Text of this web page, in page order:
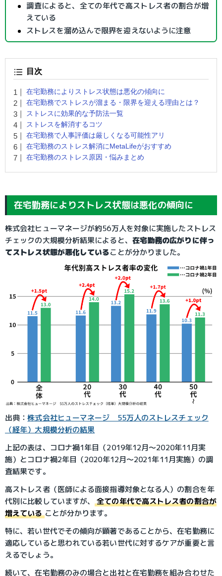
調査によると、全ての年代で高ストレス者の割合が増
えている
ストレスを溜め込んで限界を迎えないように注意
目次
在宅勤務によりストレス状態は悪化の傾向に
在宅勤務でストレスが溜まる・限界を迎える理由とは？
ストレスに効果的な予防法一覧
ストレスを解消するコツ
在宅勤務で人事評価は厳しくなる可能性アリ
在宅勤務のストレス解消にMetaLifeがおすすめ
在宅勤務のストレス原因・悩みまとめ
在宅勤務によりストレス状態は悪化の傾向に
株式会社ヒューマネージが約56万人を対象に実施したストレス
チェックの大規模分析結果によると、 在宅勤務の広がりに伴っ
てストレス状態が悪化していることが分かりました。
出典：株式会社ヒューマネージ　55万人のストレスチェック
（経年）大規模分析の結果
上記の表は、コロナ禍1年目（2019年12月～2020年11月実
施）とコロナ禍2年目（2020年12月～2021年11月実施）の調
査結果です。
高ストレス者（医師による面接指導対象となる人）の割合を年
代別に比較していますが、全ての年代で高ストレス者の割合が
増えていることが分かります。
特に、若い世代でその傾向が顕著であることから、在宅勤務に
適応していると思われている若い世代に対するケアが重要と言
えるでしょう。
続いて、在宅勤務のみの場合と出社と在宅勤務を組み合わせた